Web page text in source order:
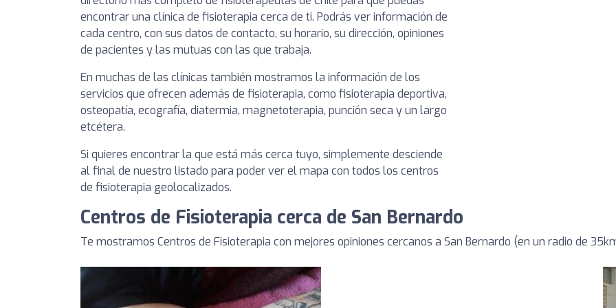
encontrar una clínica de fisioterapia cerca de ti. Podrás ver información de
cada centro, con sus datos de contacto, su horario, su dirección, opiniones
de pacientes y las mutuas con las que trabaja.
En muchas de las clínicas también mostramos la información de los
servicios que ofrecen además de fisioterapia, como fisioterapia deportiva,
osteopatía, ecografía, diatermia, magnetoterapia, punción seca y un largo
etcétera.
Si quieres encontrar la que está más cerca tuyo, simplemente desciende
al final de nuestro listado para poder ver el mapa con todos los centros
de fisioterapia geolocalizados.
Centros de Fisioterapia cerca de San Bernardo
Te mostramos Centros de Fisioterapia con mejores opiniones cercanos a San Bernardo (en un radio de